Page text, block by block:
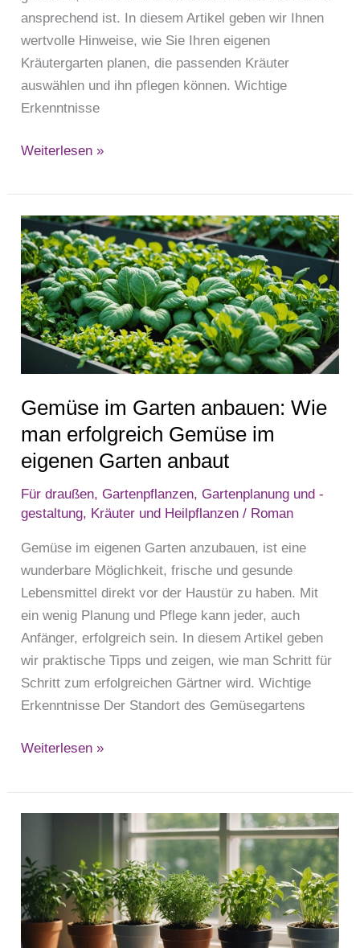
ansprechend ist. In diesem Artikel geben wir Ihnen
wertvolle Hinweise, wie Sie Ihren eigenen
Kräutergarten planen, die passenden Kräuter
auswählen und ihn pflegen können. Wichtige
Erkenntnisse
Weiterlesen »
Gemüse im Garten anbauen: Wie
man erfolgreich Gemüse im
eigenen Garten anbaut
Für draußen, Gartenpflanzen, Gartenplanung und -
gestaltung, Kräuter und Heilpflanzen / Roman
Gemüse im eigenen Garten anzubauen, ist eine
wunderbare Möglichkeit, frische und gesunde
Lebensmittel direkt vor der Haustür zu haben. Mit
ein wenig Planung und Pflege kann jeder, auch
Anfänger, erfolgreich sein. In diesem Artikel geben
wir praktische Tipps und zeigen, wie man Schritt für
Schritt zum erfolgreichen Gärtner wird. Wichtige
Erkenntnisse Der Standort des Gemüsegartens
Gemüse
im
Garten
anbauen:
Wie
man
erfolgreich
im
eigenen
Garten
anbaut
Weiterlesen »
der
Fensterbank:
Tipps
zum